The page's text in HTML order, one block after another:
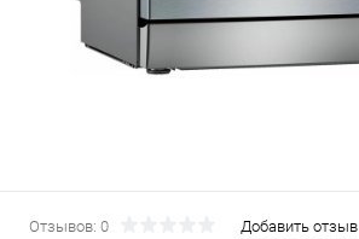
Отзывов: 0
Добавить отзыв